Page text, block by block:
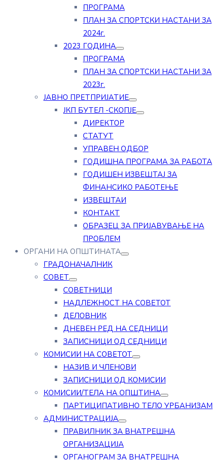
ПРОГРАМА
ПЛАН ЗА СПОРТСКИ НАСТАНИ ЗА
2024г.
2023 ГОДИНА
ПРОГРАМА
ПЛАН ЗА СПОРТСКИ НАСТАНИ ЗА
2023г.
ЈАВНО ПРЕТПРИЈАТИЕ
ЈКП БУТЕЛ -СКОПЈЕ
ДИРЕКТОР
СТАТУТ
УПРАВЕН ОДБОР
ГОДИШНА ПРОГРАМА ЗА РАБОТА
ГОДИШЕН ИЗВЕШТАЈ ЗА
ФИНАНСИКО РАБОТЕЊЕ
ИЗВЕШТАИ
КОНТАКТ
ОБРАЗЕЦ ЗА ПРИЈАВУВАЊЕ НА
ПРОБЛЕМ
ОРГАНИ НА ОПШТИНАТА
ГРАДОНАЧАЛНИК
СОВЕТ
СОВЕТНИЦИ
НАДЛЕЖНОСТ НА СОВЕТОТ
ДЕЛОВНИК
ДНЕВЕН РЕД НА СЕДНИЦИ
ЗАПИСНИЦИ ОД СЕДНИЦИ
КОМИСИИ НА СОВЕТОТ
НАЗИВ И ЧЛЕНОВИ
ЗАПИСНИЦИ ОД КОМИСИИ
КОМИСИИ/ТЕЛА НА ОПШТИНА
ПАРТИЦИПАТИВНО ТЕЛО УРБАНИЗАМ
АДМИНИСТРАЦИЈА
ПРАВИЛНИК ЗА ВНАТРЕШНА
ОРГАНИЗАЦИЈА
ОРГАНОГРАМ ЗА ВНАТРЕШНА